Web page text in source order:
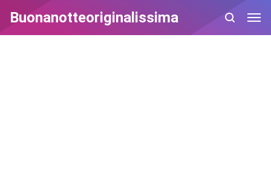
Buonanotteoriginalissima